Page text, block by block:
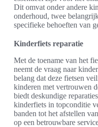
Dit omvat onder andere
onderhoud, twee
specifieke behoeften van
Kinderfiets reparatie
Met de toename van het
neemt de vraag naar
belang dat deze fietsen
kinderen met vertrouwen
biedt deskundige
kinderfiets in topconditie
banden tot het afstellen
op een betrouwbare